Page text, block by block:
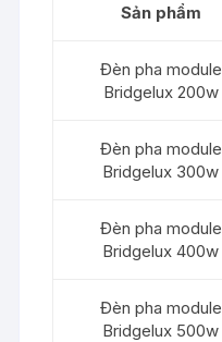
Sản phẩm
Đèn pha module
Bridgelux 200w
Đèn pha module
Bridgelux 300w
Đèn pha module
Bridgelux 400w
Đèn pha module
Bridgelux 500w